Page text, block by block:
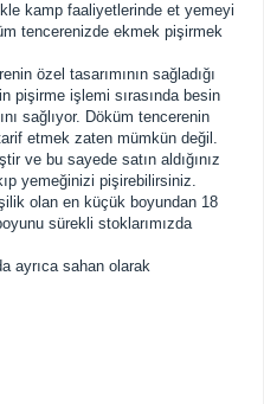
kamp faaliyetlerinde et yemeyi
tencerenizde ekmek pişirmek
özel tasarımının sağladığı
pişirme işlemi sırasında besin
sağlıyor. Döküm tencerenin
etmek zaten mümkün değil.
ve bu sayede satın aldığınız
yemeğinizi pişirebilirsiniz.
olan en küçük boyundan 18
sürekli stoklarımızda
ayrıca sahan olarak